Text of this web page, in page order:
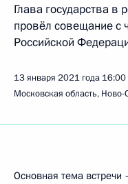
Глава государства
провёл совещание с
Российской
13 января 2021 года 16:00
Московская область, Ново-
Основная тема встречи